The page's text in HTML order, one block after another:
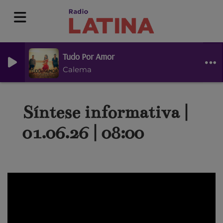
Tudo Por Amor
Calema
Síntese informativa |
01.06.26 | 08:00